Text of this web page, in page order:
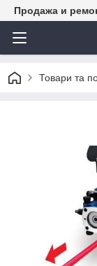
Продажа и
Товари та